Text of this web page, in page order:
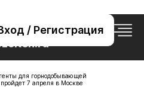
/ Регистрация
221-76-32
для горнодобывающей
7 апреля в Москве